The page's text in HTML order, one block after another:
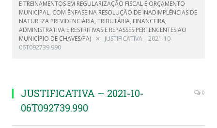
E TREINAMENTOS EM REGULARIZAÇÃO FISCAL E ORÇAMENTO
MUNICIPAL, COM ÊNFASE NA RESOLUÇÃO DE INADIMPLÊNCIAS DE
NATUREZA PREVIDENCIÁRIA, TRIBUTÁRIA, FINANCEIRA,
ADMINISTRATIVA E RESTRITIVAS E REPASSES PERTENCENTES AO
MUNICÍPIO DE CHAVES/PA) »
JUSTIFICATIVA – 2021-10-
06T092739.990
JUSTIFICATIVA – 2021-10-
06T092739.990
0